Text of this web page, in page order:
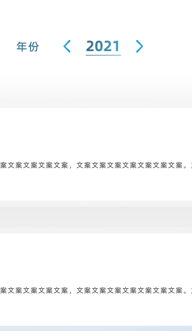
年份 2021
2018
文案文案文案文案，文案文案文案文案文案文案文案
文案文案文案文案，文案文案文案文案文案文案文案